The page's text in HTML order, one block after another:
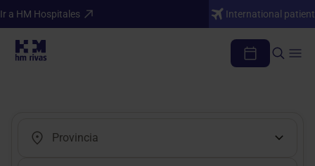
Ir a HM Hospitales International patient
Encuentra tu médico o profesional